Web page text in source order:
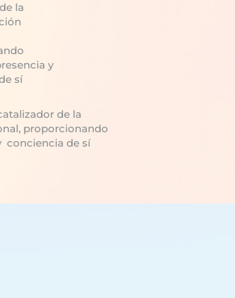
la
y
sí
de la
proporcionando
conciencia de sí